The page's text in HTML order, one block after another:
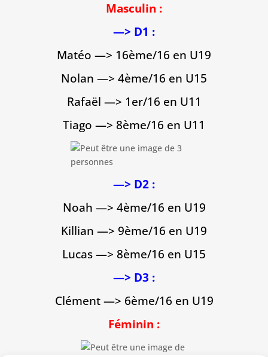
Masculin :
—> D1 :
Matéo —> 16ème/16 en U19
Nolan —> 4ème/16 en U15
Rafaël —> 1er/16 en U11
Tiago —> 8ème/16 en U11
—> D2 :
Noah —> 4ème/16 en U19
Killian —> 9ème/16 en U19
Lucas —> 8ème/16 en U15
—> D3 :
Clément —> 6ème/16 en U19
Féminin :